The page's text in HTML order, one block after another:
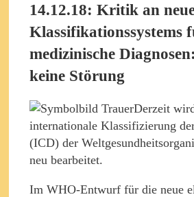
14.12.18: Kritik an
Klassifikationssystems
medizinische
keine Störung
Derzeit
internationale Klassifizierung
(ICD) der
neu bearbeitet.
Im WHO-Entwurf für die neue